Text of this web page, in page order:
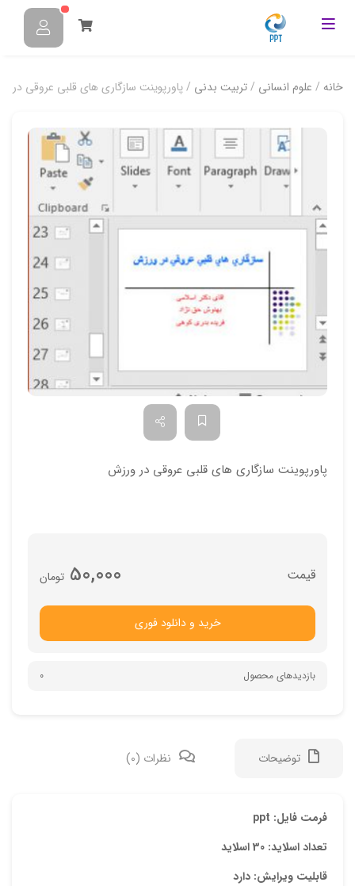
خانه / علوم انسانی /تربیت بدنی / پاورپوینت سازگاري هاي قلبي عروقي در
پاورپوینت سازگاري هاي قلبي عروقي در ورزش
تومان 50,000
خرید و دانلود فوری
بازدیدهای محصول 0
توضیحات نظرات (0)
فرمت فایل: ppt
تعداد اسلاید: 30 اسلاید
قابلیت ویرایش: دارد